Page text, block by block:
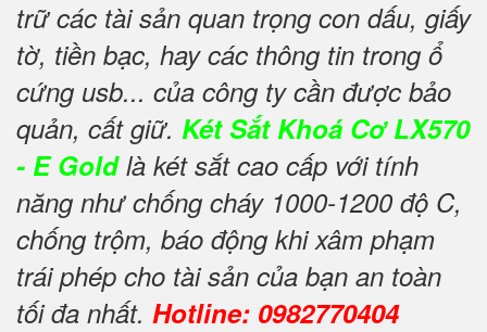
trữ các tài sản quan trọng con dấu, giấy
tờ, tiền bạc, hay các thông tin trong ổ
cứng usb... của công ty cần được bảo
quản, cất giữ. Két Sắt Khoá Cơ LX570
- E Goldlà két sắt cao cấp với tính
năng như chống cháy 1000-1200 độ C,
chống trộm, báo động khi xâm phạm
trái phép cho tài sản của bạn an toàn
tối đa nhất. Hotline: 0982770404